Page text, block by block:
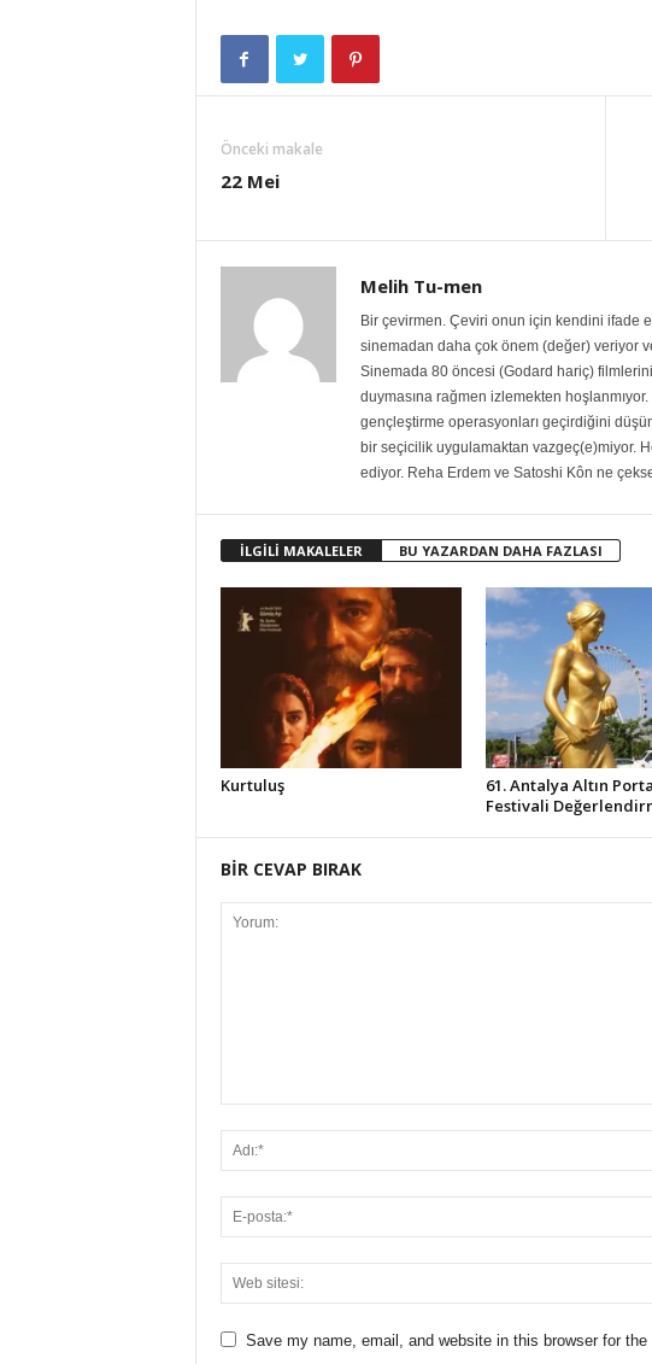
Önceki makale
22 Mei
Melih Tu-men
Bir çevirmen. Çeviri onun için kendini ifade
sinemadan daha çok önem (değer) veriyor
Sinemada 80 öncesi (Godard hariç)
duymasına rağmen izlemekten
gençleştirme operasyonları geçirdiğini
bir seçicilik uygulamaktan vazgeç(e)miyor.
ediyor. Reha Erdem ve Satoshi Kôn ne
İLGİLİ MAKALELER BU YAZARDAN DAHA FAZLASI
Kurtuluş
61. Antalya Altın
Festivali
BİR CEVAP BIRAK
Save my name, email, and website in this browser for